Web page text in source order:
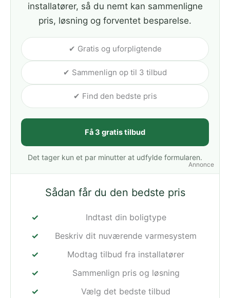
Annonce
installatører, så du nemt kan sammenligne
pris, løsning og forventet besparelse.
✔ Gratis og uforpligtende
✔ Sammenlign op til 3 tilbud
✔ Find den bedste pris
Få 3 gratis tilbud
Det tager kun et par minutter at udfylde formularen.
Sådan får du den bedste pris
Indtast din boligtype
Beskriv dit nuværende varmesystem
Modtag tilbud fra installatører
Sammenlign pris og løsning
Vælg det bedste tilbud